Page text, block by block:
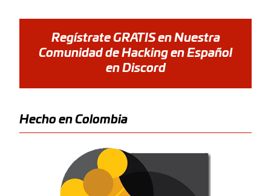
Regístrate GRATIS en Nuestra
Comunidad de Hacking en Español
en Discord
Hecho en Colombia